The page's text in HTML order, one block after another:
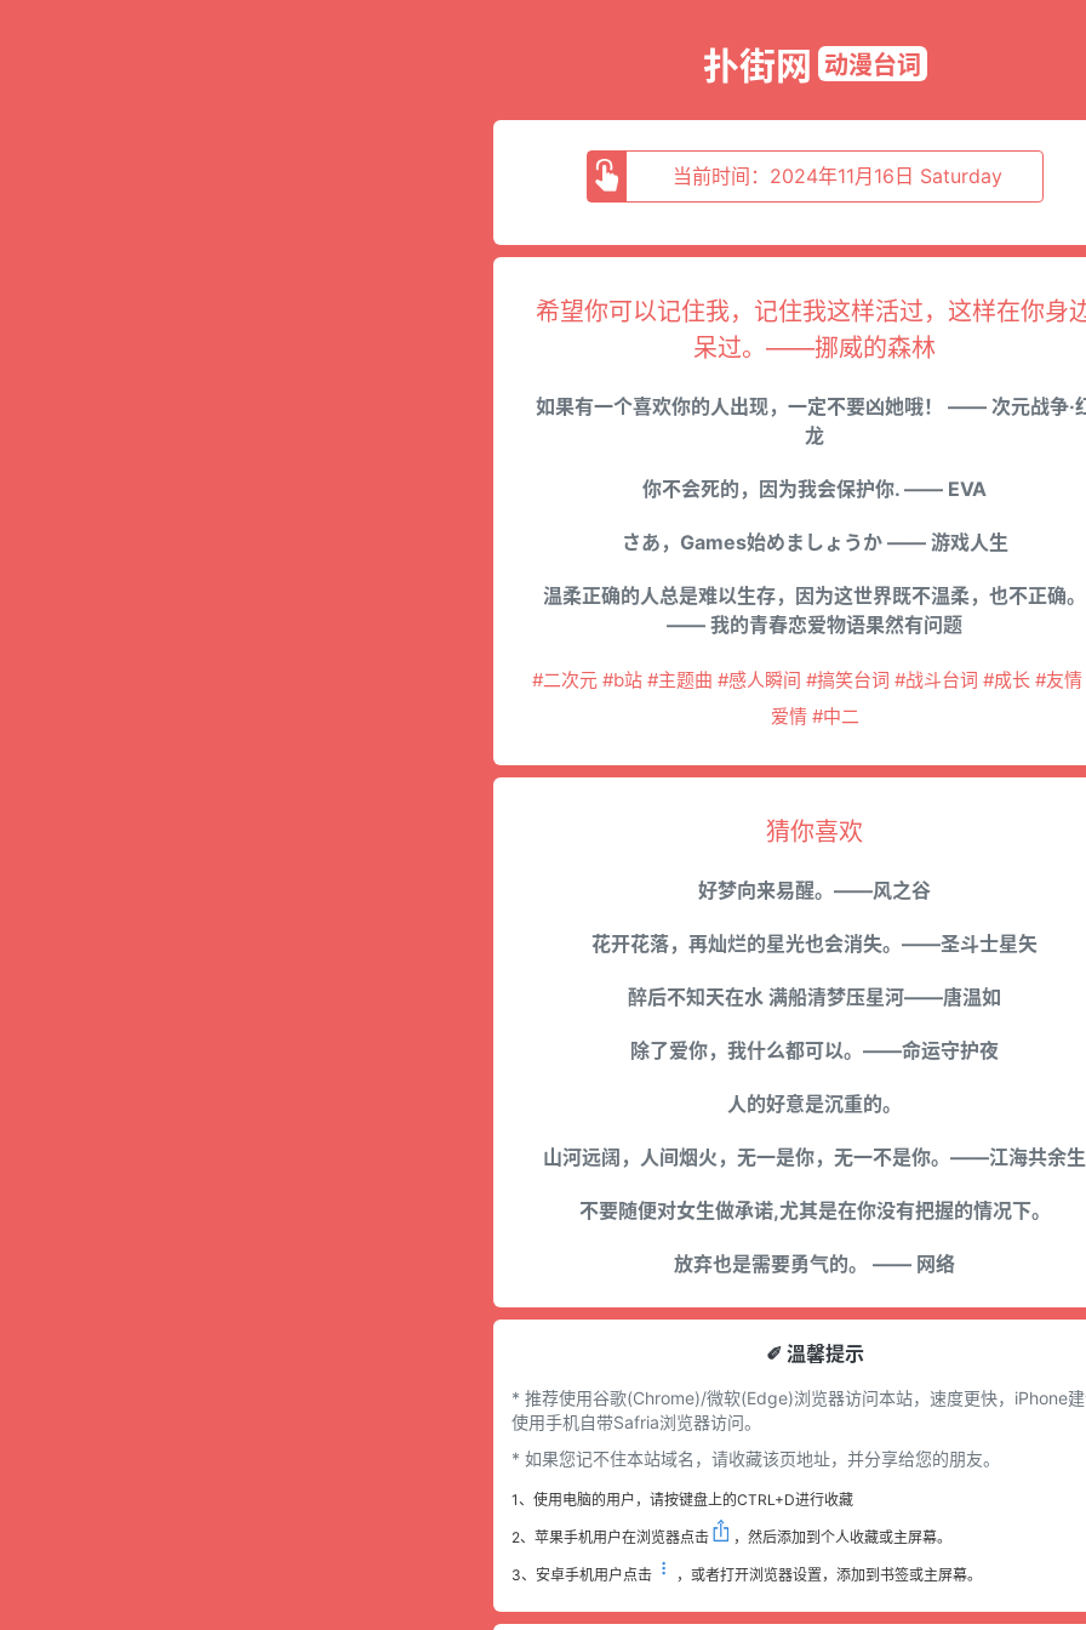
扑街网 动漫台词
当前时间：2024年11月16日 Saturday
希望你可以记住我，记住我这样活过，这样在你身
呆过。——挪威的森林
如果有一个喜欢你的人出现，一定不要凶她哦！ —— 次元战争·
龙
你不会死的，因为我会保护你. —— EVA
さあ，Games始めましょうか —— 游戏人生
温柔正确的人总是难以生存，因为这世界既不温柔，也不正确。
—— 我的青春恋爱物语果然有问题
#二次元 #b站 #主题曲 #感人瞬间 #搞笑台词 #战斗台词 #成长 #友情
爱情 #中二
猜你喜欢
好梦向来易醒。——风之谷
花开花落，再灿烂的星光也会消失。——圣斗士星矢
醉后不知天在水 满船清梦压星河——唐温如
除了爱你，我什么都可以。——命运守护夜
人的好意是沉重的。
山河远阔，人间烟火，无一是你，无一不是你。——江海共余生
不要随便对女生做承诺,尤其是在你没有把握的情况下。
放弃也是需要勇气的。 —— 网络
✐ 溫馨提示
* 推荐使用谷歌(Chrome)/微软(Edge)浏览器访问本站，速度更快，iPhone
使用手机自带Safria浏览器访问。
* 如果您记不住本站域名，请收藏该页地址，并分享给您的朋友。
1、使用电脑的用户，请按键盘上的CTRL+D进行收藏
2、苹果手机用户在浏览器点击 ，然后添加到个人收藏或主屏幕。
3、安卓手机用户点击 ，或者打开浏览器设置，添加到书签或主屏幕。